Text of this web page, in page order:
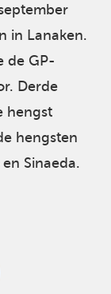
in Lanaken.
de GP-
Derde
hengst
hengsten
Sinaeda.